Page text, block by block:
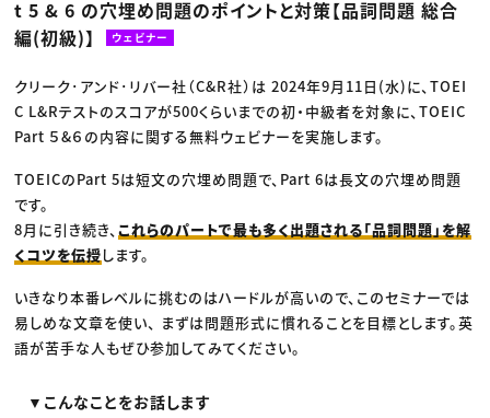
映像
ゲーム・エンタメ
広告
CREATIVE VILLAGEからのお知らせ
プロフェッショナル×つながる×メディア
t 5 & 6 の穴埋め問題のポイントと対策【品詞問題 総合
編(初級)】
ウェビナー
クリーク･アンド･リバー社（C&R社）は 2024年9月11日(水)に、TOEI
C L&Rテストのスコアが500くらいまでの初・中級者を対象に、TOEIC
Part ５&６の内容に関する無料ウェビナーを実施します。
TOEICのPart 5は短文の穴埋め問題で、Part 6は長文の穴埋め問題
です。
8月に引き続き、これらのパートで最も多く出題される「品詞問題」を解
くコツを伝授します。
いきなり本番レベルに挑むのはハードルが高いので、このセミナーでは
易しめな文章を使い、 まずは問題形式に慣れることを目標とします。英
語が苦手な人もぜひ参加してみてください。
​▼こんなことをお話します